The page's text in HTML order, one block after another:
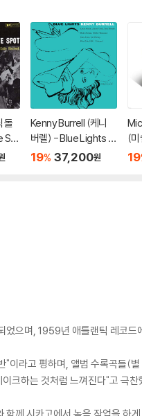
돌
Sp
Kenny Burrell (케니
버렐) - Blue Lights V
olume 1 [LP]
19% 37,200원
(
19
으며, 1959년 애틀랜틱 레코드
라고 평하며, 앨범 수록곡들(
크하는 것처럼 느껴진다"고 극찬